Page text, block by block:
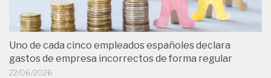
Uno de cada cinco empleados españoles declara
gastos de empresa incorrectos de forma regular
22/06/2026